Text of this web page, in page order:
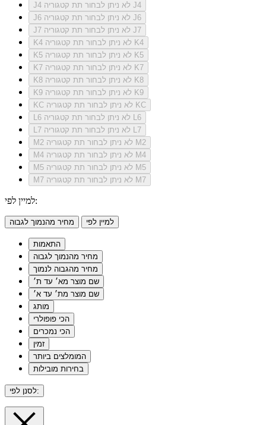
J4
לא ניתן לבחור תת קטגוריה J4
J6
לא ניתן לבחור תת קטגוריה J6
J7
לא ניתן לבחור תת קטגוריה J7
K4
לא ניתן לבחור תת קטגוריה K4
K5
לא ניתן לבחור תת קטגוריה K5
K7
לא ניתן לבחור תת קטגוריה K7
K8
לא ניתן לבחור תת קטגוריה K8
K9
לא ניתן לבחור תת קטגוריה K9
KC
לא ניתן לבחור תת קטגוריה KC
L6
לא ניתן לבחור תת קטגוריה L6
L7
לא ניתן לבחור תת קטגוריה L7
M2
לא ניתן לבחור תת קטגוריה M2
M4
לא ניתן לבחור תת קטגוריה M4
M5
לא ניתן לבחור תת קטגוריה M5
M7
לא ניתן לבחור תת קטגוריה M7
למיין לפי:
מחיר מהנמוך לגבוה למיין לפי
התאמות
מחיר מהנמוך לגבוה
מחיר מהגבוה לנמוך
שם מוצר מא׳ עד ת׳
שם מוצר מת׳ עד א׳
מותג
הכי פופולרי
הכי נמכרים
זמין
המומלצים ביותר
בחירות מובילות
לסנן לפי: